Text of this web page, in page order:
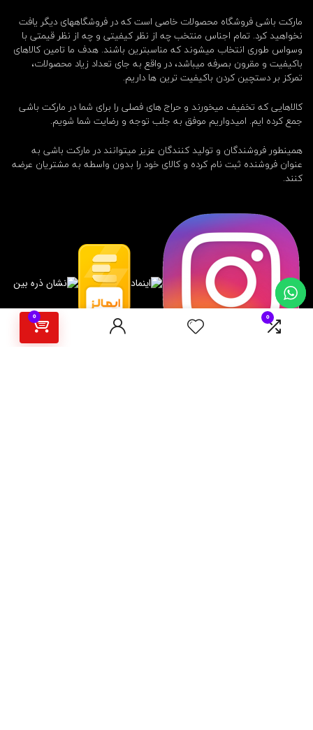
0
0
مارکت باشی فروشگاه محصولات خاصی است که در فروشگاههای دیگر یافت
نخواهید کرد. تمام اجناس منتخب چه از نظر کیفیتی و چه از نظر قیمتی با
وسواس طوری انتخاب میشوند که مناسبترین باشند. هدف ما تامین کالاهای
باکیفیت و مقرون بصرفه میباشد، در واقع به جای تعداد زیاد محصولات،
تمرکز بر دستچین کردن باکیفیت ترین ها داریم.
کالاهایی که تخفیف میخورند و حراج های فصلی را برای شما در مارکت باشی
جمع کرده ایم. امیدواریم موفق به جلب توجه و رضایت شما شویم.
همینطور فروشندگان و تولید کنندگان عزیز میتوانند در مارکت باشی به
عنوان فروشنده ثبت نام کرده و کالای خود را بدون واسطه به مشتریان عرضه
کنند.